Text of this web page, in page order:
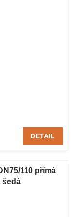
DETAIL
110 přímá
šedá